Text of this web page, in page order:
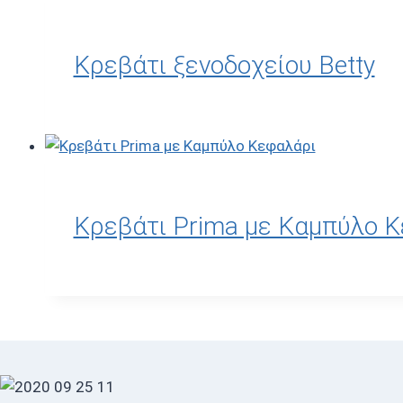
Kρεβάτι ξενοδοχείου Betty
Κρεβάτι Prima με Καμπύλο